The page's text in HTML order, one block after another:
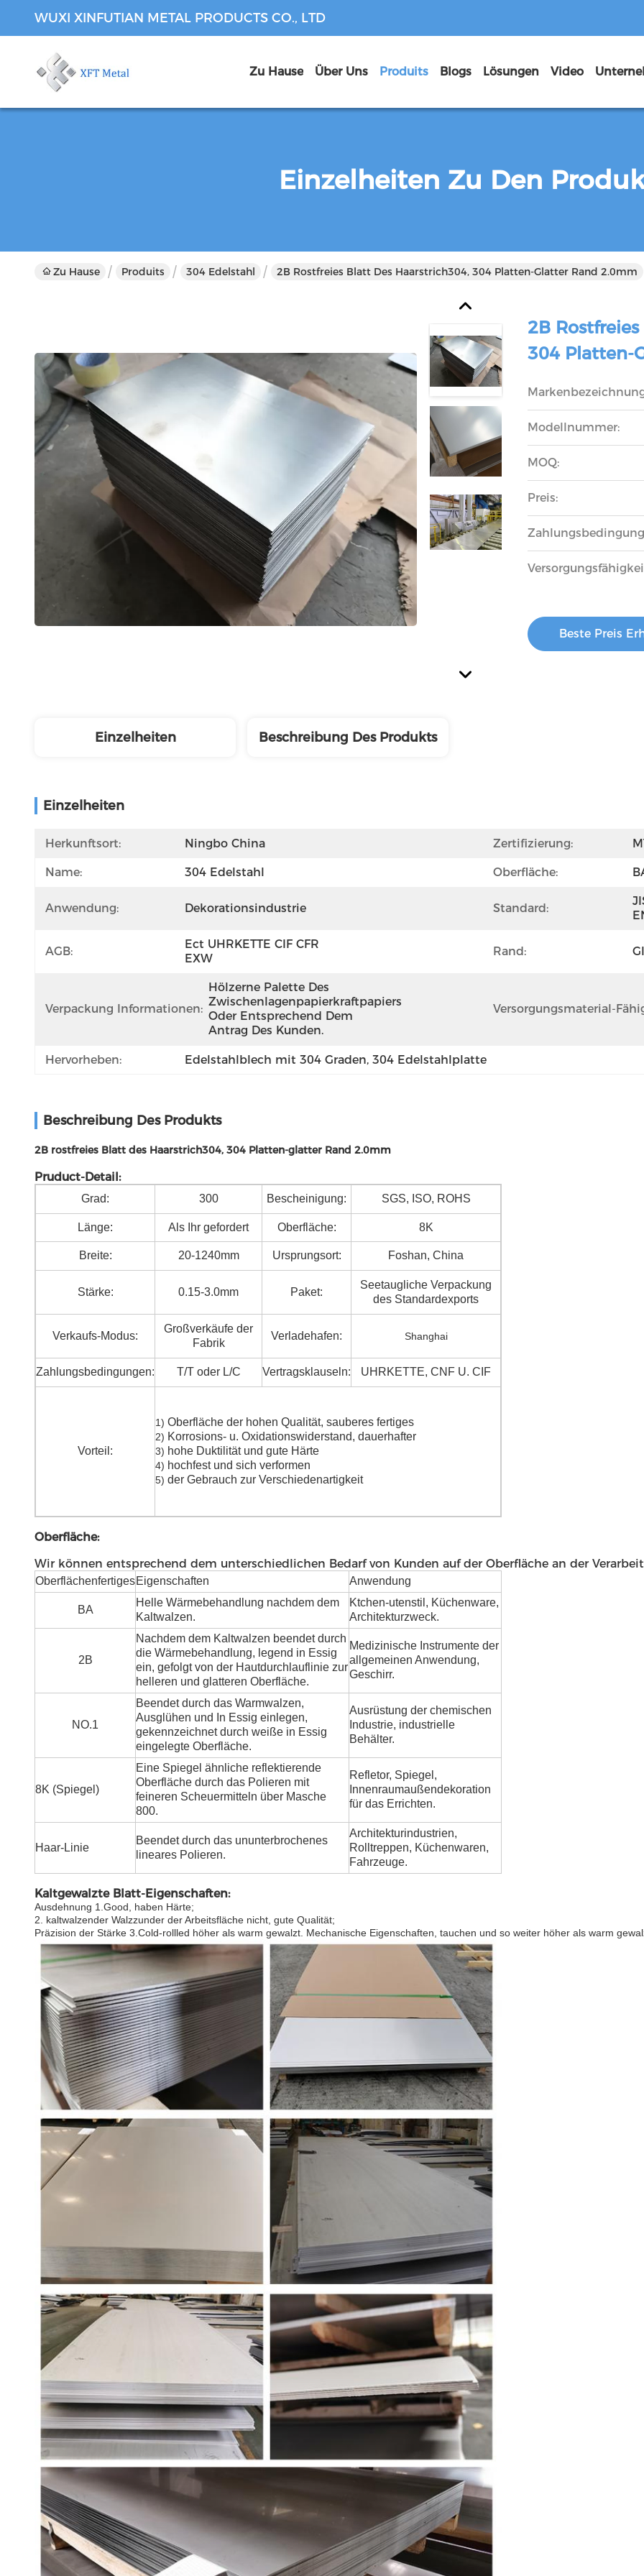
WUXI XINFUTIAN METAL PRODUCTS CO., LTD
Zu Hause Über Uns Produits Blogs Lösungen Video
Einzelheiten Zu Den
Zu Hause Produits 304 Edelstahl 2B Rostfreies Blatt Des Haarstrich304, 304 Platten-Glatter Rand 2.0mm
2B
304 Platten-
Modellnummer:
MOQ:
Preis:
Beste Preis
Einzelheiten Beschreibung Des Produkts
Einzelheiten
Herkunftsort: Ningbo China Zertifizierung:
Name: 304 Edelstahl Oberfläche:
Anwendung: Dekorationsindustrie Standard:
AGB:
Ect UHRKETTE CIF CFR
EXW
Rand:
Verpackung Informationen:
Hölzerne Palette Des
Zwischenlagenpapierkraftpapiers
Oder Entsprechend Dem
Antrag Des Kunden.
Versorgungsmaterial-
Hervorheben: Edelstahlblech mit 304 Graden, 304 Edelstahlplatte
Beschreibung Des Produkts
2B rostfreies Blatt des Haarstrich304, 304 Platten-glatter Rand 2.0mm
Pruduct-Detail:
Grad: 300 Bescheinigung: SGS, ISO, ROHS
Länge: Als Ihr gefordert Oberfläche: 8K
Breite: 20-1240mm Ursprungsort: Foshan, China
Stärke: 0.15-3.0mm Paket:
Seetaugliche Verpackung
des Standardexports
Verkaufs-Modus:
Großverkäufe der
Fabrik
Verladehafen: Shanghai
Zahlungsbedingungen: T/T oder L/C Vertragsklauseln: UHRKETTE, CNF U. CIF
Vorteil:
1) Oberfläche der hohen Qualität, sauberes fertiges
2) Korrosions- u. Oxidationswiderstand, dauerhafter
3) hohe Duktilität und gute Härte
4) hochfest und sich verformen
5) der Gebrauch zur Verschiedenartigkeit
Oberfläche:
Wir können entsprechend dem unterschiedlichen Bedarf von Kunden auf der Oberfläche an der
OberflächenfertigesEigenschaften Anwendung
BA
Helle Wärmebehandlung nachdem dem
Kaltwalzen.
Ktchen-utenstil, Küchenware,
Architekturzweck.
2B
Nachdem dem Kaltwalzen beendet durch
die Wärmebehandlung, legend in Essig
ein, gefolgt von der Hautdurchlauflinie zur
helleren und glatteren Oberfläche.
Medizinische Instrumente der
allgemeinen Anwendung,
Geschirr.
NO.1
Beendet durch das Warmwalzen,
Ausglühen und In Essig einlegen,
gekennzeichnet durch weiße in Essig
eingelegte Oberfläche.
Ausrüstung der chemischen
Industrie, industrielle
Behälter.
8K (Spiegel)
Eine Spiegel ähnliche reflektierende
Oberfläche durch das Polieren mit
feineren Scheuermitteln über Masche
800.
Refletor, Spiegel,
Innenraumaußendekoration
für das Errichten.
Haar-Linie
Beendet durch das ununterbrochenes
lineares Polieren.
Architekturindustrien,
Rolltreppen, Küchenwaren,
Fahrzeuge.
Kaltgewalzte Blatt-Eigenschaften:
Ausdehnung 1.Good, haben Härte;
2. kaltwalzender Walzzunder der Arbeitsfläche nicht, gute Qualität;
Präzision der Stärke 3.Cold-rollled höher als warm gewalzt. Mechanische Eigenschaften, tauchen und so weiter höher als warm